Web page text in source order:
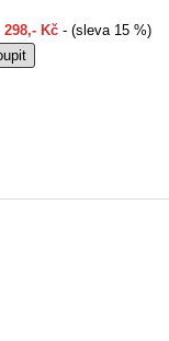
298,- Kč - (sleva 15 %)